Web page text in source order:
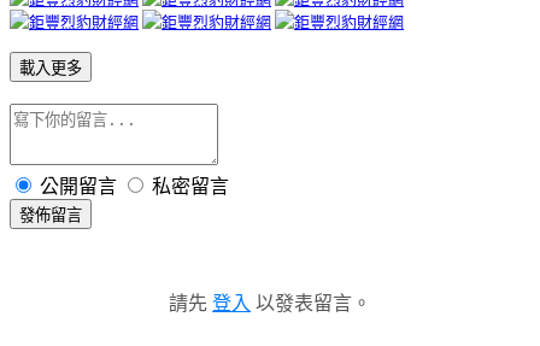
載入更多
公開留言 私密留言
發佈留言
請先 登入 以發表留言。